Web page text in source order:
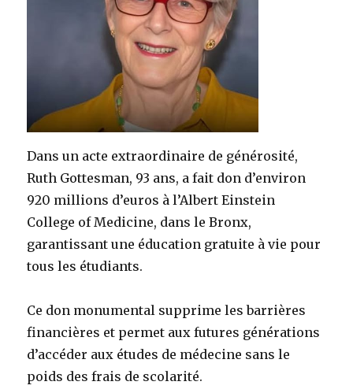
Dans un acte extraordinaire de générosité,
Ruth Gottesman, 93 ans, a fait don d’environ
920 millions d’euros à l’Albert Einstein
College of Medicine, dans le Bronx,
garantissant une éducation gratuite à vie pour
tous les étudiants.
Ce don monumental supprime les barrières
financières et permet aux futures générations
d’accéder aux études de médecine sans le
poids des frais de scolarité.